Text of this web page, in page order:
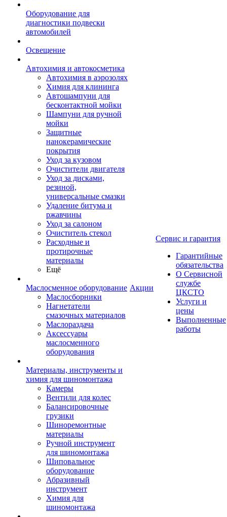
Оборудование для
диагностики подвески
автомобилей
Освещение
Автохимия и автокосметика
Автохимия в аэрозолях
Химия для клининга
Автошампуни для
бесконтактной мойки
Шампуни для ручной
мойки
Защитные
нанокерамические
покрытия
Уход за кузовом
Очистители двигателя
Уход за дисками,
резиной,
универсальные смазки
Удаление битума и
ржавчины
Уход за салоном
Очиститель стекол
Расходные и
протирочные
материалы
Ещё
Маслосменное оборудование
Маслосборники
Нагнетатели
смазочных материалов
Маслораздача
Аксессуары
маслосменного
оборудования
Материалы, инструменты и
химия для шиномонтажа
Камеры
Вентили для колес
Балансировочные
грузики
Шиноремонтные
материалы
Ручной инструмент
для шиномонтажа
Шиповальное
оборудование
Абразивный
инструмент
Химия для
шиномонтажа
Акции
Сервис и гарантия
Гарантийные
обязательства
О Сервисной
службе
ЦКСТО
Услуги и
цены
Выполненные
работы